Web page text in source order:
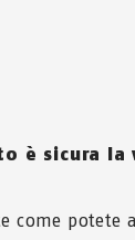
è sicura
come potete